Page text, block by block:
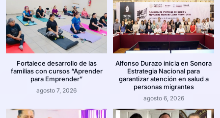
Fortalece desarrollo de las
familias con cursos “Aprender
para Emprender”
agosto 7, 2026
Alfonso Durazo inicia en Sonora
Estrategia Nacional para
garantizar atención en salud a
personas migrantes
agosto 6, 2026